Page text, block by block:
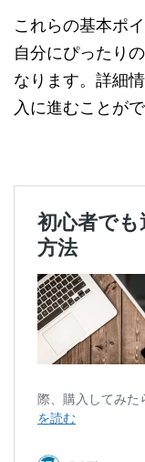
これらの基本ポ
自分にぴったり
なります。詳細
入に進むことが